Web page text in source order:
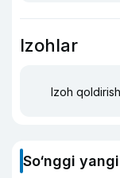
Izohlar
Izoh
So‘nggi